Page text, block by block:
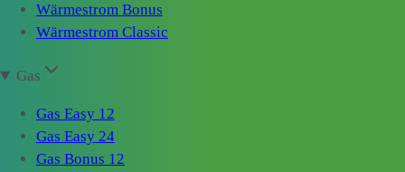
Wärmestrom Bonus
Wärmestrom Classic
Gas
Gas Easy 12
Gas Easy 24
Gas Bonus 12